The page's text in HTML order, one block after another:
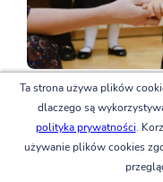
Ta strona używa plików
dlaczego są
polityka prywatności.
używanie plików cookies